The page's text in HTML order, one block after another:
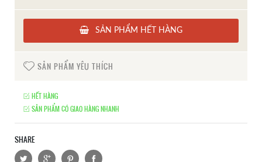
SẢN PHẨM HẾT HÀNG
SẢN PHẨM YÊU THÍCH
HẾT HÀNG
SẢN PHẨM CÓ GIAO HÀNG NHANH
SHARE